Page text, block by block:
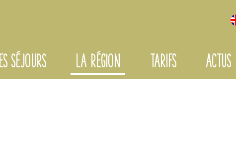
SÉJOURS LA RÉGION TARIFS ACTUS